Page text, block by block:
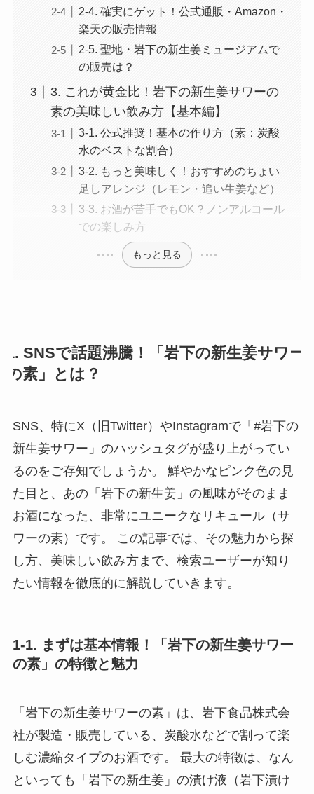
2-4. 確実にゲット！公式通販・Amazon・
楽天の販売情報
2-5. 聖地・岩下の新生姜ミュージアムで
の販売は？
3. これが黄金比！岩下の新生姜サワーの
素の美味しい飲み方【基本編】
3-1. 公式推奨！基本の作り方（素：炭酸
水のベストな割合）
3-2. もっと美味しく！おすすめのちょい
足しアレンジ（レモン・追い生姜など）
3-3. お酒が苦手でもOK？ノンアルコール
での楽しみ方
もっと見る
1. SNSで話題沸騰！「岩下の新生姜サワー
の素」とは？
SNS、特にX（旧Twitter）やInstagramで「#岩下の
新生姜サワー」のハッシュタグが盛り上がってい
るのをご存知でしょうか。 鮮やかなピンク色の見
た目と、あの「岩下の新生姜」の風味がそのまま
お酒になった、非常にユニークなリキュール（サ
ワーの素）です。 この記事では、その魅力から探
し方、美味しい飲み方まで、検索ユーザーが知り
たい情報を徹底的に解説していきます。
1-1. まずは基本情報！「岩下の新生姜サワー
の素」の特徴と魅力
「岩下の新生姜サワーの素」は、岩下食品株式会
社が製造・販売している、炭酸水などで割って楽
しむ濃縮タイプのお酒です。 最大の特徴は、なん
といっても「岩下の新生姜」の漬け液（岩下漬け